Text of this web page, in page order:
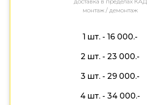
монтаж / демонтаж
1 шт. - 16 000.-
2 шт. - 23 000.-
3 шт. - 29 000.-
4 шт. - 34 000.-